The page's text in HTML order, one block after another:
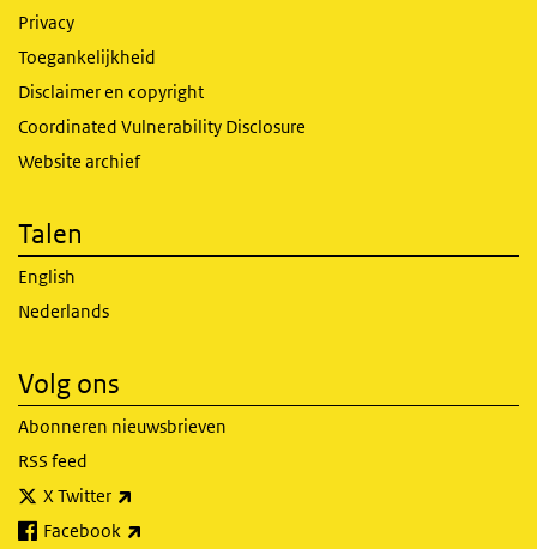
Privacy
Toegankelijkheid
Disclaimer en copyright
Coordinated Vulnerability Disclosure
Website archief
Talen
English
Nederlands
Volg ons
Abonneren nieuwsbrieven
RSS feed
X Twitter
Facebook